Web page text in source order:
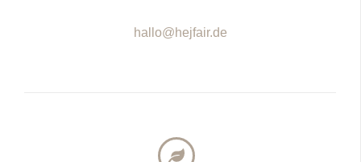
hallo@hejfair.de